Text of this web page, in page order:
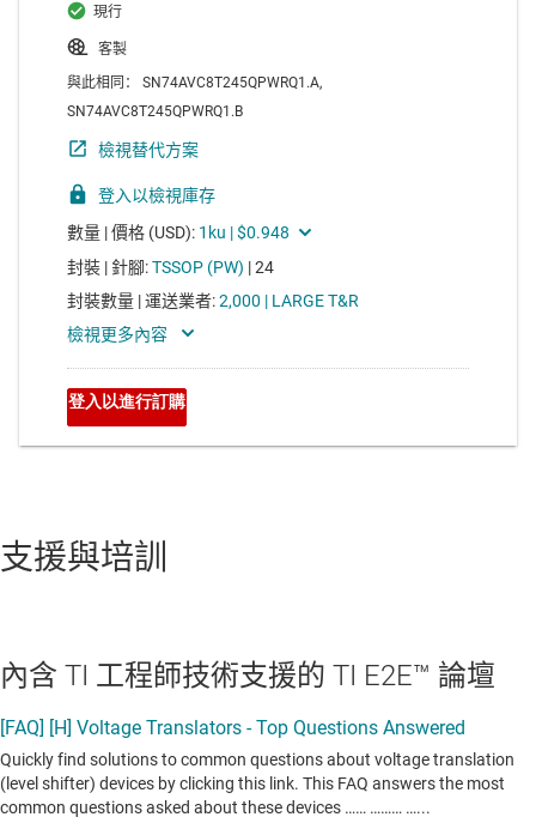
支援與培訓
內含 TI 工程師技術支援的 TI E2E™ 論壇